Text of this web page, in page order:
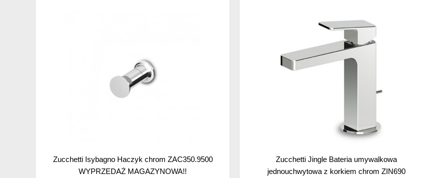
Zucchetti Isybagno Haczyk chrom ZAC350.9500
WYPRZEDAŻ MAGAZYNOWA!!
Zucchetti Jingle Bateria umywalkowa
jednouchwytowa z korkiem chrom ZIN690